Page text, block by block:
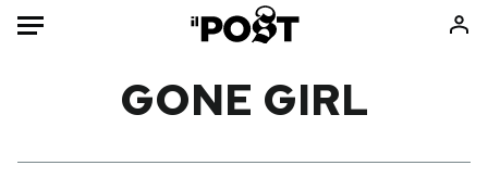
GONE GIRL